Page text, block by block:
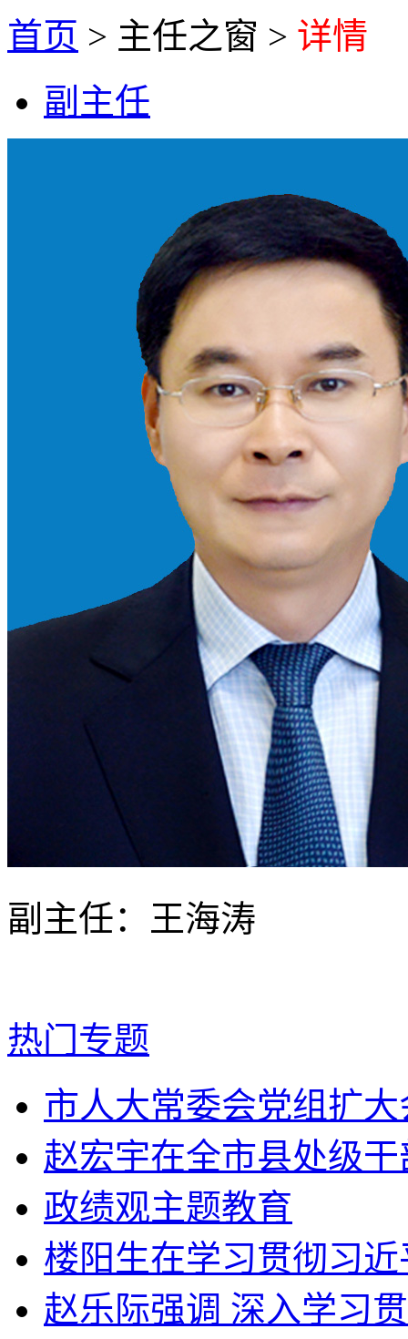
首页 > 主任之窗 > 详情
副主任
副主任：王海涛
热门专题
市人大常委会党组扩
赵宏宇在全市县处级
政绩观主题教育
楼阳生在学习贯彻习
赵乐际强调 深入学习